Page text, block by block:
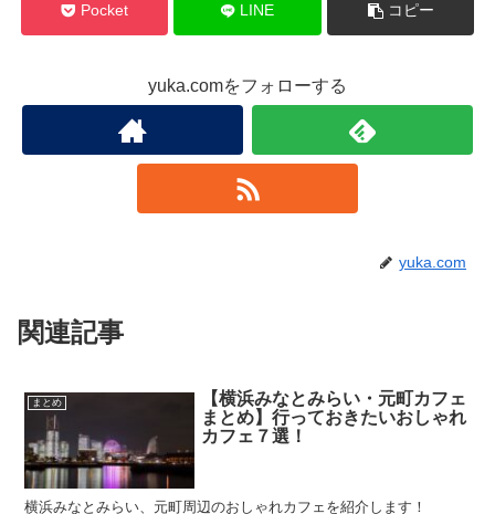
Pocket LINE コピー
yuka.comをフォローする
yuka.com
関連記事
まとめ
【横浜みなとみらい・元町カフェ
まとめ】行っておきたいおしゃれ
カフェ７選！
横浜みなとみらい、元町周辺のおしゃれカフェを紹介します！